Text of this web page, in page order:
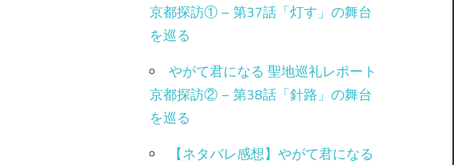
京都探訪① – 第37話「灯す」の舞台
を巡る
やがて君になる 聖地巡礼レポート
京都探訪② – 第38話「針路」の舞台
を巡る
【ネタバレ感想】やがて君になる